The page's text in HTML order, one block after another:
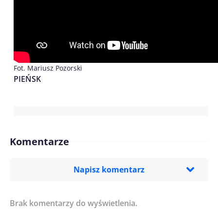
Fot. Mariusz Pozorski
PIEŃSK
Komentarze
Napisz komentarz
Imię/ Nick*
Brak komentarzy do wyświetlenia.